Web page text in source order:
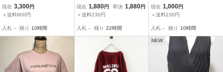
レボレブラ アルベロベロ
ボーダー 裾スカラップ 刺
ホワイト
現在 3,300円
＋送料900円
入札 - 残り 10時間
え 袖フリル ゆったりコ
ットンプルオーバー♪ ホ
ダー フリーサイズ
現在 1,880円 即決 1,880円
＋送料230円
入札 - 残り 22時間
ン七分袖切り替えカット
ソー
現在 1,000円
＋送料230円
入札 - 残り 10時間
NEW